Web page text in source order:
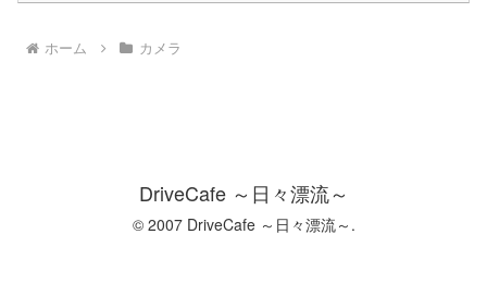
ホーム カメラ
DriveCafe ～日々漂流～
© 2007 DriveCafe ～日々漂流～.